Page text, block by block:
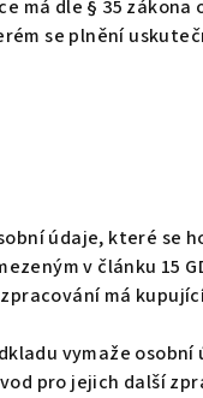
má dle § 35
se plnění
údaje, které se
v článku 15
má
vymaže
pro jejich další